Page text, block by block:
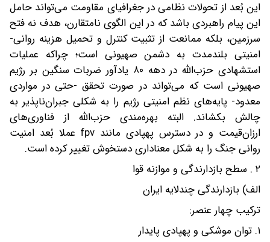
این بُعد از تحولات نظامی در جغرافیای مقاومت می‌تواند حامل
این پیام راهبردی باشد که در این الگوی نامتقارن، هدف نه فتح
سرزمین، بلکه ممانعت از تثبیت کنترل و تحمیل هزینه روانی-
امنیتی بلندمدت به دشمن صهیونی است؛ چراکه عملیات
استشهادی حزب‌الله در دهه ۸۰ یادآور ضربات سنگین بر رژیم
صهیونی است که می‌تواند در صورت تحقق -حتی در مواردی
معدود- پایه‌های نظم امنیتی رژیم را به شکلی جبران‌ناپذیر به
چالش بکشاند. البته بهره‌مندی حزب‌الله از فناوری‌های
ارزان‌قیمت و در دسترس پهپادی مانند fpv عملا بُعد امنیت
روانی جنگ را به شکل معناداری دستخوش تغییر کرده است.
۲ . سطح بازدارندگی و موازنه قوا
الف) بازدارندگی چندلایه ایران
ترکیب چهار عنصر:
۱. توان موشکی و پهپادی پایدار